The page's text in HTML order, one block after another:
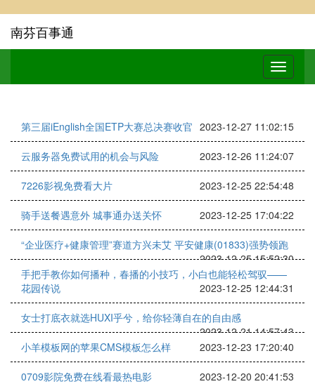
南芬百事通
第三届iEnglish全国ETP大赛总决赛收官 2023-12-27 11:02:15
云服务器免费试用的机会与风险 2023-12-26 11:24:07
7226影视免费看大片 2023-12-25 22:54:48
骑手送餐遇意外 城事通办送关怀 2023-12-25 17:04:22
“企业医疗+健康管理”赛道方兴未艾 平安健康(01833)强势领跑
2023-12-25 15:52:30
手把手教你如何播种，春播的小技巧，小白也能轻松驾驭——
花园传说
2023-12-25 12:44:31
女士打底衣就选HUXI乎兮，给你轻薄自在的自由感
2023-12-21 14:57:43
小羊模板网的苹果CMS模板怎么样
2023-12-23 17:20:40
0709影院免费在线看最热电影 2023-12-20 20:41:53